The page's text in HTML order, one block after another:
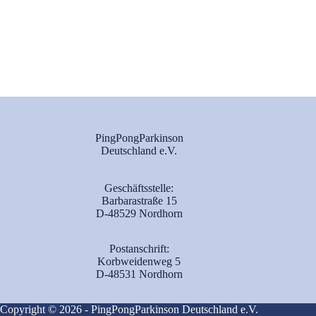
PingPongParkinson
Deutschland e.V.
Geschäftsstelle:
Barbarastraße 15
D-48529 Nordhorn
Postanschrift:
Korbweidenweg 5
D-48531 Nordhorn
Copyright © 2026 - PingPongParkinson Deutschland e.V.